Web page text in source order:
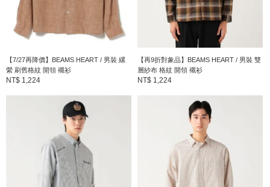
【7/27再降價】BEAMS HEART / 男裝 縲
縈 刷舊格紋 開領 襯衫
NT$ 1,224
【再9折對象品】BEAMS HEART / 男裝 雙
層紗布 格紋 開領 襯衫
NT$ 1,224